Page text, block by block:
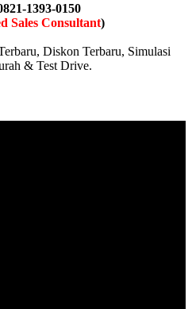
1393-0150
Sales Consultant)
Diskon Terbaru, Simulasi
& Test Drive.